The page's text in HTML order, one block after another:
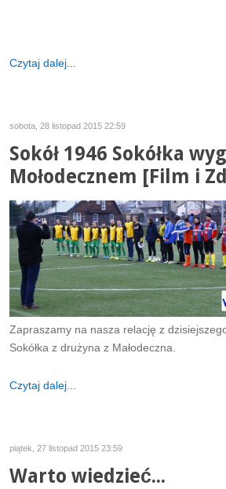
Burmistrz
Czytaj dalej...
sobota, 28 listopad 2015 22:59
Sokół 1946 Sokółka
Mołodecznem [Film i
Zapraszamy na nasza relację z
Sokółka z drużyna z Małodeczna.
Czytaj dalej...
piątek, 27 listopad 2015 23:59
Warto wiedzieć...